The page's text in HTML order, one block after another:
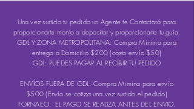
Una vez surtido tu pedido un Agente te Contactará para
proporcionarte monto a depositar y proporcionarte tu guía.
GDL Y ZONA METROPOLITANA: Compra Minima para
entrega a Domicilio $200 (costo envío $50)
GDL: PUEDES PAGAR AL RECIBIR TU PEDIDO
ENVÍOS FUERA DE GDL: Compra Mimina para envío
$500 (Envío se cotiza una vez surtido el pedido)
FORNAEO: EL PAGO SE REALIZA ANTES DEL ENVIO.